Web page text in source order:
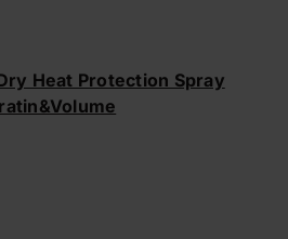
Heat Protection Spray